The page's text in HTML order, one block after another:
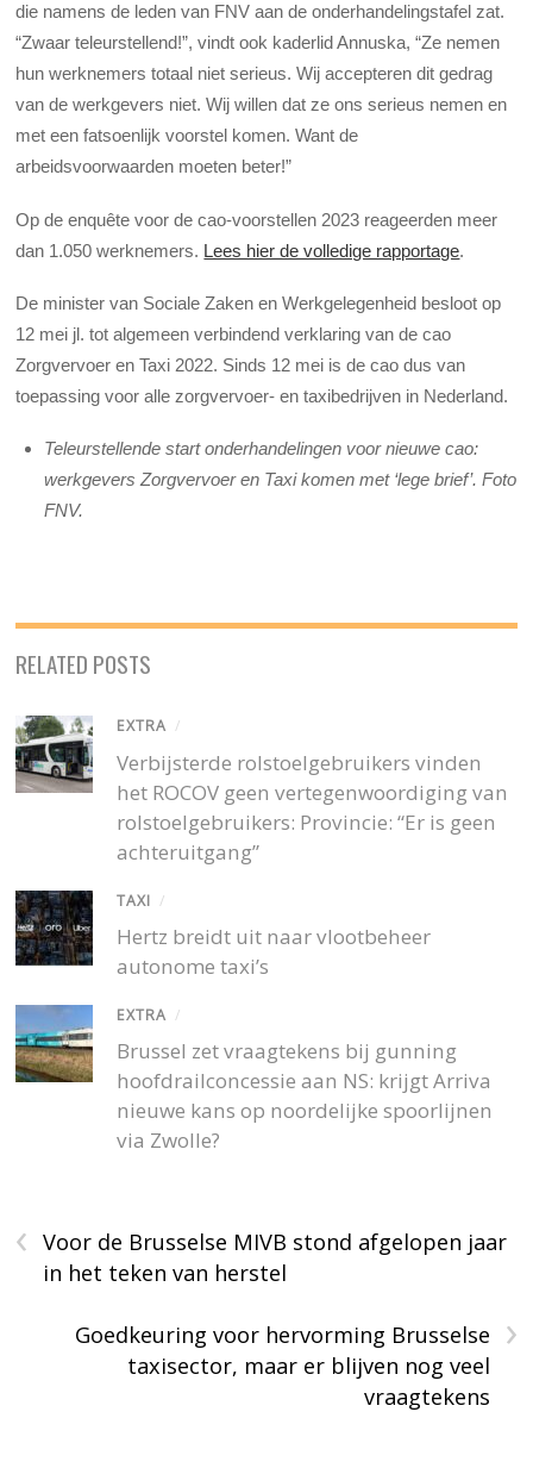
die namens de leden van FNV aan de onderhandelingstafel zat.
“Zwaar teleurstellend!”, vindt ook kaderlid Annuska, “Ze nemen
hun werknemers totaal niet serieus. Wij accepteren dit gedrag
van de werkgevers niet. Wij willen dat ze ons serieus nemen en
met een fatsoenlijk voorstel komen. Want de
arbeidsvoorwaarden moeten beter!”
Op de enquête voor de cao-voorstellen 2023 reageerden meer
dan 1.050 werknemers. Lees hier de volledige rapportage.
De minister van Sociale Zaken en Werkgelegenheid besloot op
12 mei jl. tot algemeen verbindend verklaring van de cao
Zorgvervoer en Taxi 2022. Sinds 12 mei is de cao dus van
toepassing voor alle zorgvervoer- en taxibedrijven in Nederland.
Teleurstellende start onderhandelingen voor nieuwe cao:
werkgevers Zorgvervoer en Taxi komen met ‘lege brief’. Foto
FNV.
RELATED POSTS
EXTRA /
Verbijsterde rolstoelgebruikers vinden
het ROCOV geen vertegenwoordiging van
rolstoelgebruikers: Provincie: “Er is geen
achteruitgang”
TAXI /
Hertz breidt uit naar vlootbeheer
autonome taxi’s
EXTRA /
Brussel zet vraagtekens bij gunning
hoofdrailconcessie aan NS: krijgt Arriva
nieuwe kans op noordelijke spoorlijnen
via Zwolle?
‹
Voor de Brusselse MIVB stond afgelopen jaar
in het teken van herstel
›
Goedkeuring voor hervorming Brusselse
taxisector, maar er blijven nog veel
vraagtekens